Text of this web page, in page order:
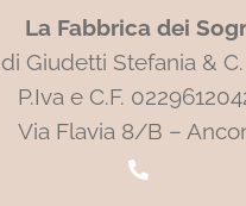
La Fabbrica dei
di Giudetti Stefania &
P.Iva e C.F.
Via Flavia 8/B –